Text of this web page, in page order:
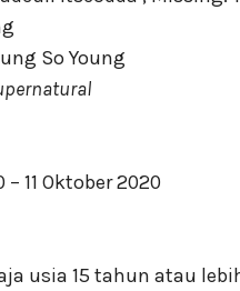
So Young
11 Oktober 2020
usia 15 tahun atau